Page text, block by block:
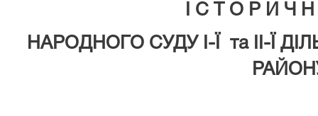
І С Т О Р И
НАРОДНОГО СУДУ І-Ї та ІІ-Ї